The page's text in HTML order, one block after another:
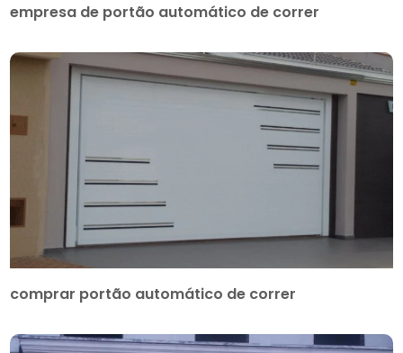
empresa de portão automático de correr
comprar portão automático de correr